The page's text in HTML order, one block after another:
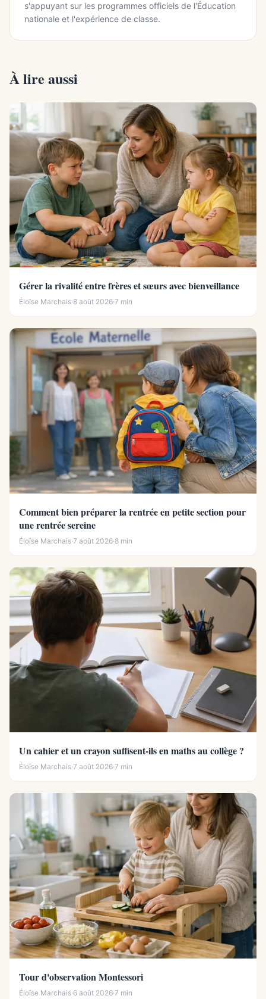
s'appuyant sur les programmes officiels de l'Éducation
nationale et l'expérience de classe.
À lire aussi
Gérer la rivalité entre frères et sœurs avec bienveillance
Éloïse Marchais·8 août 2026·7 min
Comment bien préparer la rentrée en petite section pour
une rentrée sereine
Éloïse Marchais·7 août 2026·8 min
Un cahier et un crayon suffisent-ils en maths au collège ?
Éloïse Marchais·7 août 2026·7 min
Tour d'observation Montessori
Éloïse Marchais·6 août 2026·7 min